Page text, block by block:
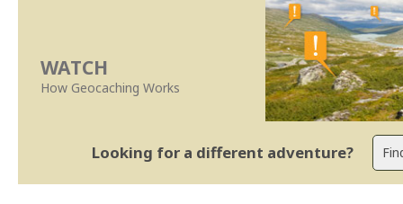
WATCH
How Geocaching Works
Looking for a different adventure?